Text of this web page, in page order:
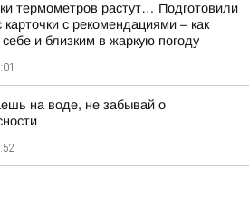
термометров растут… Подготовили
карточки с рекомендациями – как
и близким в жаркую погоду
на воде, не забывай о